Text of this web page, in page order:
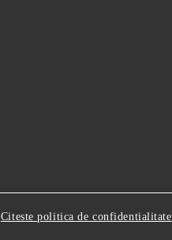
Citeste politica de confidentialitate